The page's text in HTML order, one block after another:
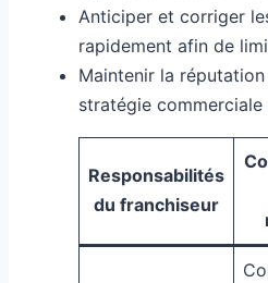
Anticiper et corriger
rapidement afin de
Maintenir la
stratégie commerciale
Responsabilités
du franchiseur